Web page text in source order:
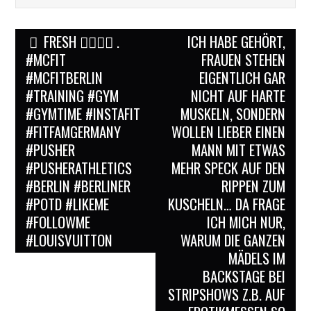
Post
navigation
FRESH ✌🏻💪🏼 .
#MCFIT
#MCFITBERLIN
#TRAINING #GYM
#GYMTIME #INSTAFIT
#FITFAMGERMANY
#PUSHER
#PUSHERATHLETICS
#BERLIN #BERLINER
#POTD #LIKEME
#FOLLOWME
#LOUISVUITTON
ICH HABE GEHÖRT,
FRAUEN STEHEN
EIGENTLICH GAR
NICHT AUF HARTE
MUSKELN, SONDERN
WOLLEN LIEBER EINEN
MANN MIT ETWAS
MEHR SPECK AUF DEN
RIPPEN ZUM
KUSCHELN… DA FRAGE
ICH MICH NUR,
WARUM DIE GANZEN
MÄDELS IM
BACKSTAGE BEI
STRIPSHOWS Z.B. AUF